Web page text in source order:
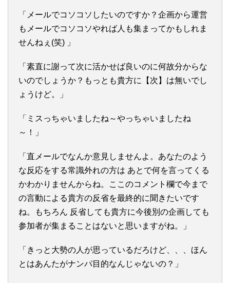
「メールでコソコソしたいのですか？企画から運営
もメールでコソコソやれば人も集まってかもしれま
せんねぇ(笑) 」
「素直に謝って次に活かせば良いのに何故分からな
いのでしょうか？もっとも貴方に【次】は無いでし
ょうけど。」
「ミスっちゃいましたね～やっちゃいましたね
～！」
「直メールでなんか意見しませんよ。あなたのよう
な反応をする常識外れの方は あとで何を言ってくる
かわかりませんからね。ここのコメント欄で今まで
の言動による貴方の反省を最終的に聞きたいです
ね。もちろん 反省しても貴方に今後別の企画しても
参加者が集まることはないと思いますがね。」
「きっと大勢の人が思っているだろけど、、、ほん
とはあんたがナンパ目的なんじゃないの？」